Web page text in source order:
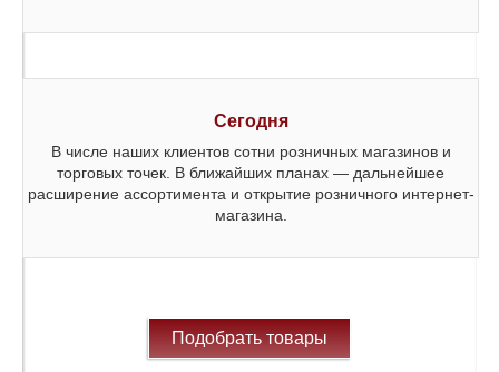
Сегодня
В числе наших клиентов сотни розничных магазинов и
торговых точек. В ближайших планах — дальнейшее
расширение ассортимента и открытие розничного интернет-
магазина.
Подобрать товары